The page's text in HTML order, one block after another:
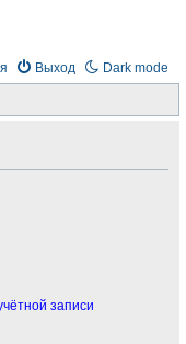
Dark mode
Выход
записи